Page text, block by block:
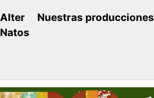
Alter
Natos
Nuestras producciones